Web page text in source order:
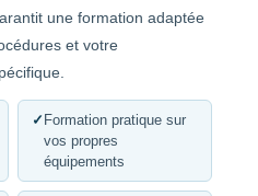
une formation adaptée
et votre
✓ Formation pratique sur
vos propres
équipements